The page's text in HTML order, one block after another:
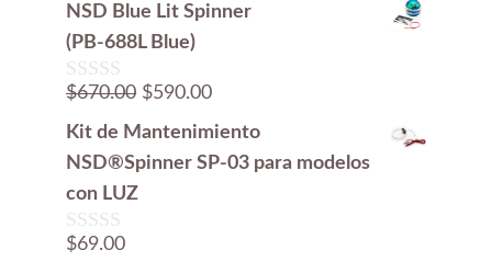
e
5
NSD Blue Lit Spinner
(PB-688L Blue)
0
e
5
$670.00 El
precio
original
$590.00El
precio
actual
Kit de Mantenimiento
NSD®Spinner SP-03 para modelos
con LUZ
0
$69.00